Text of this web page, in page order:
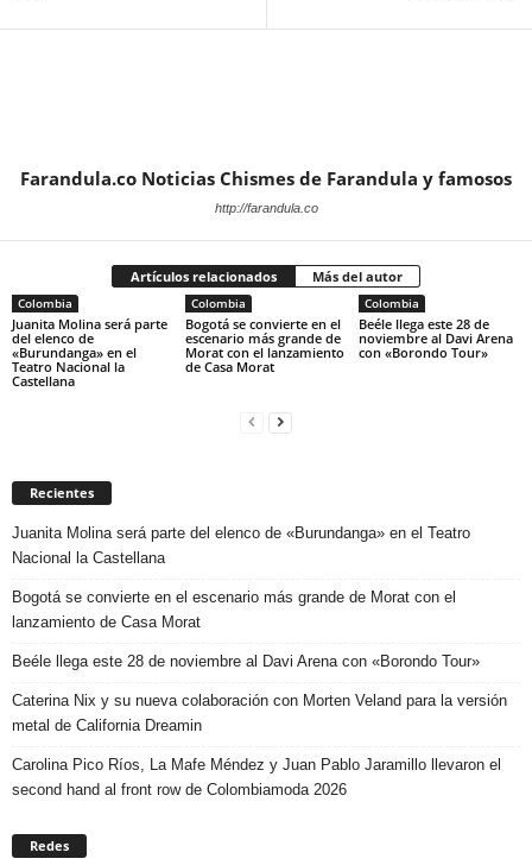
Farandula.co Noticias Chismes de Farandula y famosos
http://farandula.co
Artículos relacionados Más del autor
Colombia
Juanita Molina será parte
del elenco de
«Burundanga» en el
Teatro Nacional la
Castellana
Colombia
Bogotá se convierte en el
escenario más grande de
Morat con el lanzamiento
de Casa Morat
Colombia
Beéle llega este 28 de
noviembre al Davi Arena
con «Borondo Tour»
Recientes
Juanita Molina será parte del elenco de «Burundanga» en el Teatro
Nacional la Castellana
Bogotá se convierte en el escenario más grande de Morat con el
lanzamiento de Casa Morat
Beéle llega este 28 de noviembre al Davi Arena con «Borondo Tour»
Caterina Nix y su nueva colaboración con Morten Veland para la versión
metal de California Dreamin
Carolina Pico Ríos, La Mafe Méndez y Juan Pablo Jaramillo llevaron el
second hand al front row de Colombiamoda 2026
Redes